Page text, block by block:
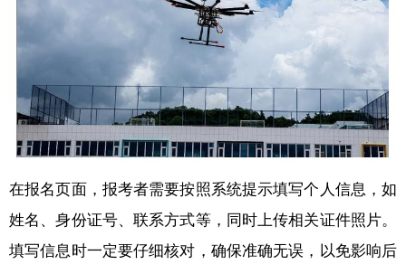
在报名页面，报考者需要按照系统提示填写个人信息，如
姓名、身份证号、联系方式等，同时上传相关证件照片。
填写信息时一定要仔细核对，确保准确无误，以免影响后